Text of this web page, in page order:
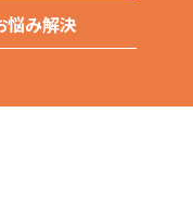
悩み解決